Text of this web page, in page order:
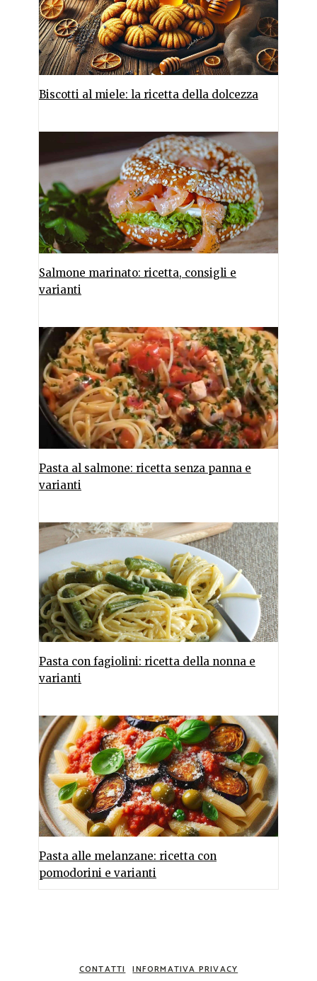
Biscotti al miele: la ricetta della dolcezza
Salmone marinato: ricetta, consigli e
varianti
Pasta al salmone: ricetta senza panna e
varianti
Pasta con fagiolini: ricetta della nonna e
varianti
Pasta alle melanzane: ricetta con
pomodorini e varianti
CONTATTI INFORMATIVA PRIVACY